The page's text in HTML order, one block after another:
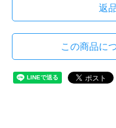
返
この商品に